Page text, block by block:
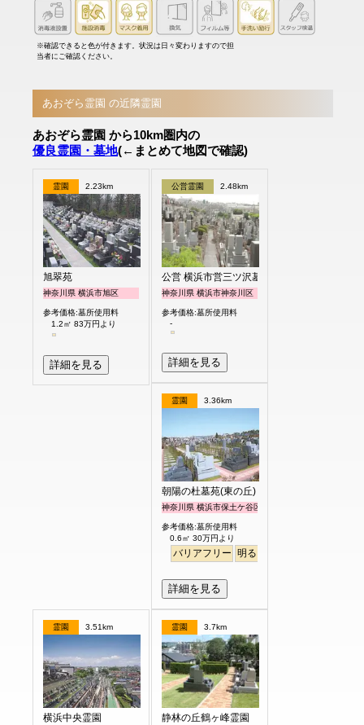
※確認できると色が付きます。状況は日々変わりますので担
当者にご確認ください。
あおぞら霊園 の近隣霊園
あおぞら霊園 から10km圏内の
優良霊園・墓地(←まとめて地図で確認)
霊園 2.23km
旭翠苑
神奈川県 横浜市旭区
参考価格:墓所使用料
1.2㎡ 83万円より
詳細を見る
公営霊園 2.48km
公営 横浜市営三ツ沢墓地
神奈川県 横浜市神奈川区
参考価格:墓所使用料
-
詳細を見る
霊園 3.36km
朝陽の杜墓苑(東の丘)
神奈川県 横浜市保土ケ谷区
参考価格:墓所使用料
0.6㎡ 30万円より
バリアフリー 明るい
詳細を見る
霊園 3.51km
横浜中央霊園
霊園 3.7km
静林の丘鶴ヶ峰霊園